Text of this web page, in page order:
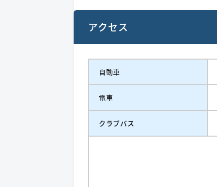
アクセス
自動車
電車
クラブバス